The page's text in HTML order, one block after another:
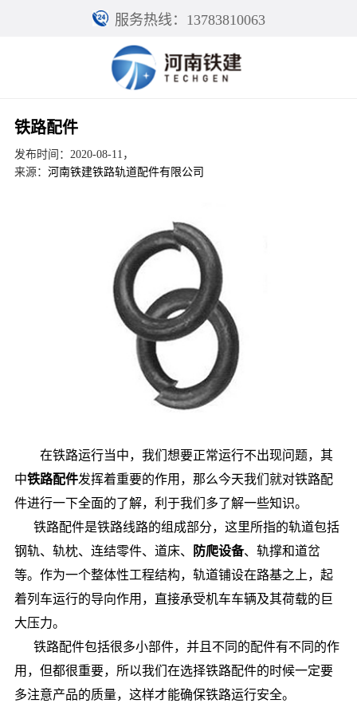
服务热线：13783810063
铁路配件
发布时间：2020-08-11，
来源： 河南铁建铁路轨道配件有限公司
在铁路运行当中，我们想要正常运行不出现问题，其
中铁路配件发挥着重要的作用，那么今天我们就对铁路配
件进行一下全面的了解，利于我们多了解一些知识。
铁路配件是铁路线路的组成部分，这里所指的轨道包括
钢轨、轨枕、连结零件、道床、
防爬设备、轨撑和道岔
等。作为一个整体性工程结构，轨道铺设在路基之上，起
着列车运行的导向作用，直接承受机车车辆及其荷载的巨
大压力。
铁路配件包括很多小部件，并且不同的配件有不同的作
用，但都很重要，所以我们在选择铁路配件的时候一定要
多注意产品的质量，这样才能确保铁路运行安全。